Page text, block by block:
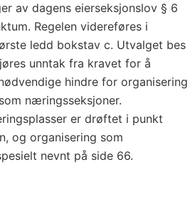
av dagens eierseksjonslov § 6
Regelen videreføres i
ledd bokstav c. Utvalget bes
unntak fra kravet for å
hindre for organisering
næringsseksjoner.
er drøftet i punkt
og organisering som
nevnt på side 66.